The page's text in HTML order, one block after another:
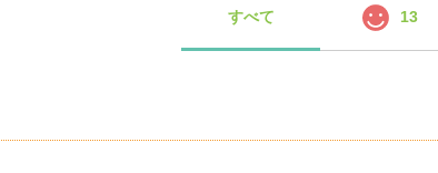
すべて 13